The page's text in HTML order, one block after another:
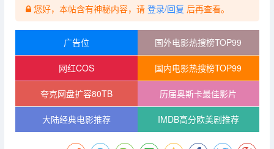
您好，本帖含有神秘内容，请 登录/回复 后再查看。
广告位 国外电影热搜榜TOP99
网红COS 国内电影热搜榜TOP99
夸克网盘扩容80TB 历届奥斯卡最佳影片
大陆经典电影推荐 IMDB高分欧美剧推荐